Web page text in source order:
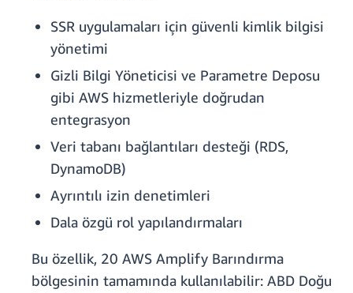
SSR uygulamaları için güvenli kimlik bilgisi
yönetimi
Gizli Bilgi Yöneticisi ve Parametre Deposu
gibi AWS hizmetleriyle doğrudan
entegrasyon
Veri tabanı bağlantıları desteği (RDS,
DynamoDB)
Ayrıntılı izin denetimleri
Dala özgü rol yapılandırmaları
Bu özellik, 20 AWS Amplify Barındırma
bölgesinin tamamında kullanılabilir: ABD Doğu